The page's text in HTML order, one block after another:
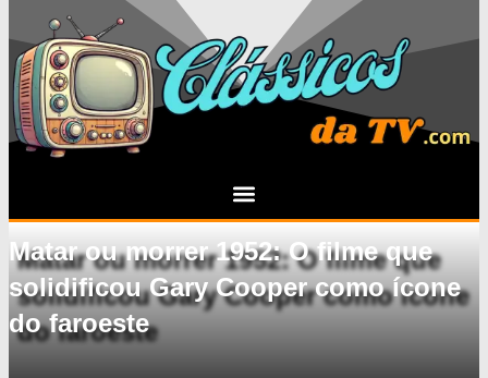
Matar ou morrer 1952: O filme que
solidificou Gary Cooper como ícone
do faroeste